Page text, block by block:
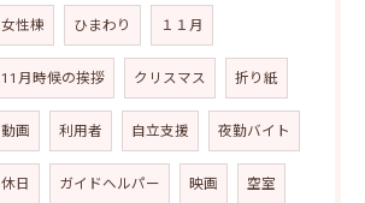
女性棟 ひまわり １１月
11月時候の挨拶 クリスマス 折り紙
動画 利用者 自立支援 夜勤バイト
休日 ガイドヘルパー 映画 空室